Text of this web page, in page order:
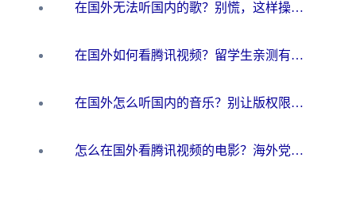
在国外无法听国内的歌？别慌，这样操作就能畅听QQ音乐（附亲测加速器推荐）
在国外如何看腾讯视频？留学生亲测有效的回国加速方案
在国外怎么听国内的音乐？别让版权限制断了你的华语歌单
怎么在国外看腾讯视频的电影？海外党亲测有效的回国加速指南